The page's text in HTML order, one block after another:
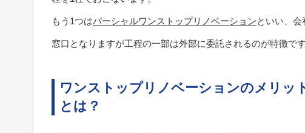
もう1つはパーシャルワンストップリノベーションといい、会
窓口となりますが工程の一部は外部に委託されるのが特徴です
ワンストップリノベーションのメリッ
とは？